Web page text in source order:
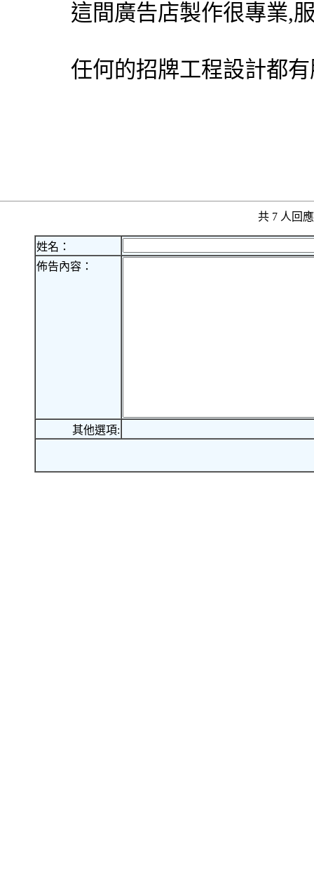
這間廣告店製作很專業,
任何的招牌工程設計都
共 7 人回
姓名：
佈告內容：
其他選項: